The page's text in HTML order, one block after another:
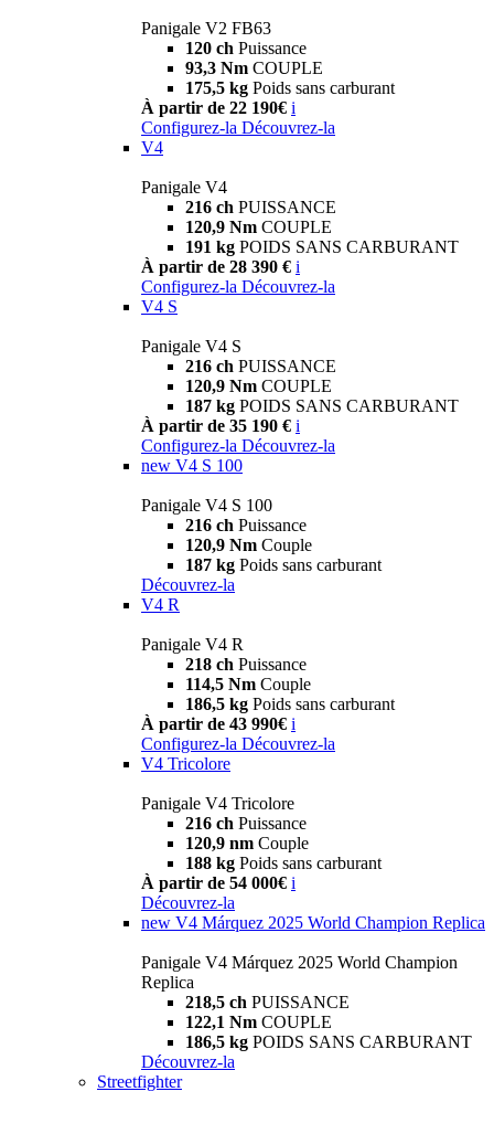
Panigale V2 FB63
120 ch Puissance
93,3 Nm COUPLE
175,5 kg Poids sans carburant
À partir de 22 190€ i
Configurez-la Découvrez-la
V4
Panigale V4
216 ch PUISSANCE
120,9 Nm COUPLE
191 kg POIDS SANS CARBURANT
À partir de 28 390 € i
Configurez-la Découvrez-la
V4 S
Panigale V4 S
216 ch PUISSANCE
120,9 Nm COUPLE
187 kg POIDS SANS CARBURANT
À partir de 35 190 € i
Configurez-la Découvrez-la
new V4 S 100
Panigale V4 S 100
216 ch Puissance
120,9 Nm Couple
187 kg Poids sans carburant
Découvrez-la
V4 R
Panigale V4 R
218 ch Puissance
114,5 Nm Couple
186,5 kg Poids sans carburant
À partir de 43 990€ i
Configurez-la Découvrez-la
V4 Tricolore
Panigale V4 Tricolore
216 ch Puissance
120,9 nm Couple
188 kg Poids sans carburant
À partir de 54 000€ i
Découvrez-la
new V4 Márquez 2025 World Champion Replica
Panigale V4 Márquez 2025 World Champion
Replica
218,5 ch PUISSANCE
122,1 Nm COUPLE
186,5 kg POIDS SANS CARBURANT
Découvrez-la
Streetfighter